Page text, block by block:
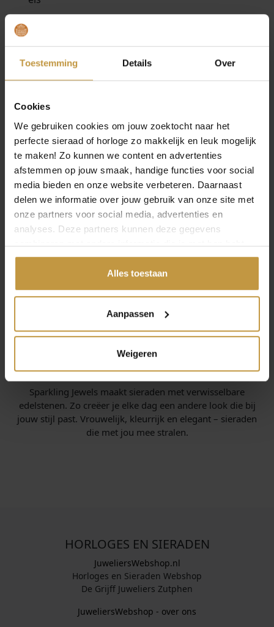
Toestemming Details Over
Cookies
We gebruiken cookies om jouw zoektocht naar het
perfecte sieraad of horloge zo makkelijk en leuk mogelijk
te maken! Zo kunnen we content en advertenties
afstemmen op jouw smaak, handige functies voor social
media bieden en onze website verbeteren. Daarnaast
delen we informatie over jouw gebruik van onze site met
onze partners voor social media, advertenties en
analyses. Deze partners kunnen deze gegevens
combineren met andere informatie die je met hen hebt
gedeeld of die ze hebben verzameld via jouw gebruik van
Alles toestaan
Aanpassen
Weigeren
SPARKLING JEWELS
LIMITED ALPE
CRYSTAL …
werkdag
SPARKLING JEWELS
LIMITED MOEDERDAG
werkdag
INFORMATIE OVER SPARKLING JEWELS
Sparkling Jewels maakt sieraden met verwisselbare
edelstenen. Zo creëer je elke dag een andere look die bij
jouw stijl past. Vrouwelijk, kleurrijk en elegant – sieraden
die met jou mee stralen.
HORLOGES EN SIERADEN
JuweliersWebshop.nl
Horloges en Sieraden Webshop
De Grijff Juweliers Zutphen
JuweliersWebshop - over ons